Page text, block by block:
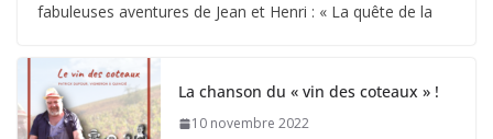
fabuleuses aventures de Jean et Henri : « La quête de la
La chanson du « vin des coteaux » !
10 novembre 2022